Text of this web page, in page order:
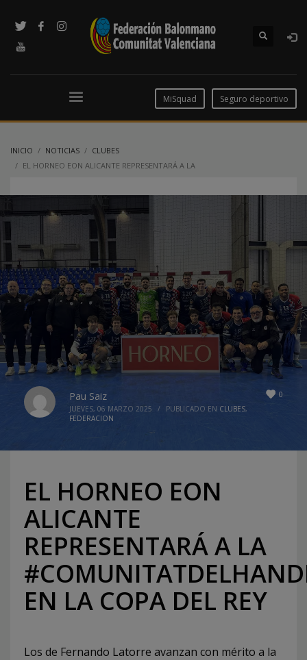
MiSquad Seguro deportivo
INICIO NOTICIAS
CLUBES
EL HORNEO EON ALICANTE REPRESENTARÁ A LA
0
Pau Saiz
JUEVES, 06 MARZO 2025 / PUBLICADO EN CLUBES,
FEDERACION
EL HORNEO EON
ALICANTE
REPRESENTARÁ A LA
EN LA COPA DEL REY
Los de Fernando Latorre avanzan con mérito a la